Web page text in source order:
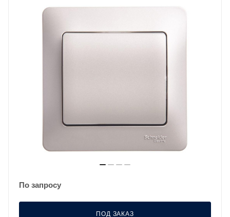
По запросу
ПОД ЗАКАЗ